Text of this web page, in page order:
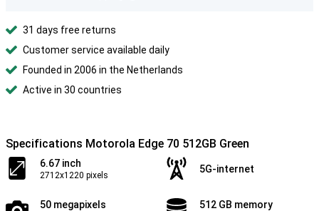
31 days free returns
Customer service available daily
Founded in 2006 in the Netherlands
Active in 30 countries
Specifications Motorola Edge 70 512GB Green
6.67 inch
2712x1220 pixels
5G-internet
50 megapixels 512 GB memory